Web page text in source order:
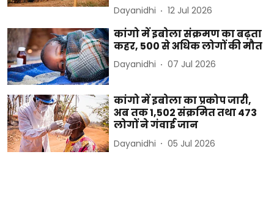
Dayanidhi 12 Jul 2026
कांगो में इबोला संक्रमण का बढ़ता
कहर, 500 से अधिक लोगों की मौत
Dayanidhi 07 Jul 2026
कांगो में इबोला का प्रकोप जारी,
अब तक 1,502 संक्रमित तथा 473
लोगों ने गंवाई जान
Dayanidhi 05 Jul 2026